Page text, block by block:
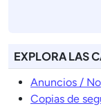
EXPLORA LAS
Anuncios /
Copias de